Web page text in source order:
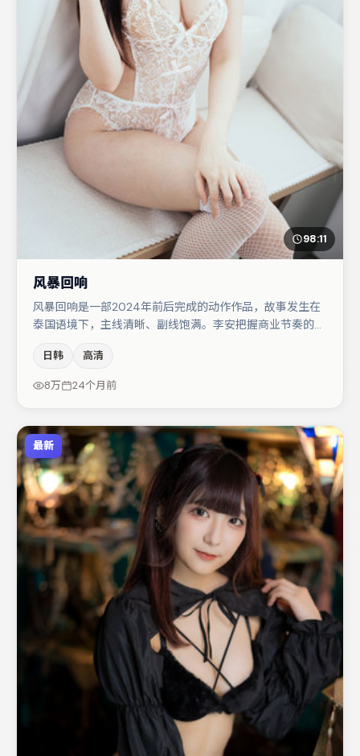
98:11
风暴回响
风暴回响是一部2024年前后完成的动作作品，故事发生在
泰国语境下，主线清晰、副线饱满。李安把握商业节奏的同
海璐的对手戏构成全片情感锚点，亚当·德赖弗则以细节塑
造推动谜题层层揭开。若你偏爱强类型与清晰主线，这部作
品值得关注。
日韩 高清
8万 24个月前
最新